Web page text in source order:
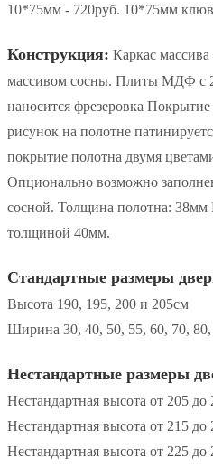
10*75мм - 720руб. 10*75мм
Конструкция: Каркас
массивом сосны. Плиты МДФ с
наносится фрезеровка
рисунок на полотне
покрытие полотна двумя
Опционально возможно
сосной. Толщина полотна: 38мм
толщиной 40мм.
Стандартные размеры
Высота 190, 195, 200 и 205см
Ширина 30, 40, 50, 55, 60, 70,
Нестандартные размеры
Нестандартная высота от 205 до
Нестандартная высота от 215 до
Нестандартная высота от 225 до